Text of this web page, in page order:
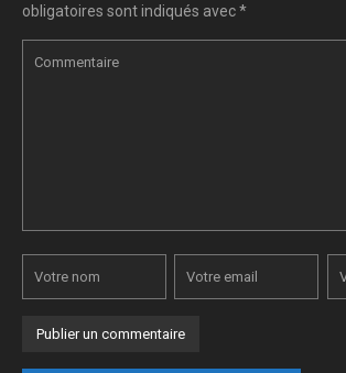
obligatoires sont indiqués avec*